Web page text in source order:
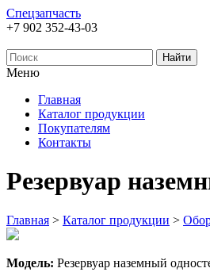
Спецзапчасть
+7 902 352-43-03
Меню
Главная
Каталог продукции
Покупателям
Контакты
Резервуар
Главная > Каталог продукции >
Модель: Резервуар наземный